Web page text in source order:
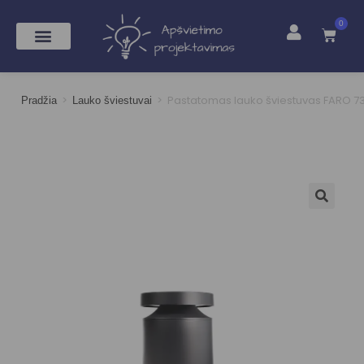
0
Pradžia > Lauko šviestuvai > Pastatomas lauko šviestuvas FARO